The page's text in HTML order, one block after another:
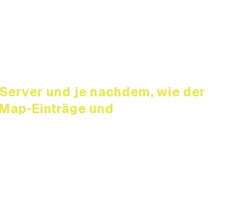
und je nachdem, wie der
Einträge und